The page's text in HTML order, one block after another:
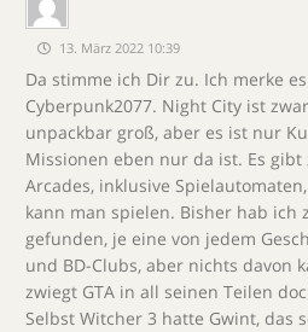
13. März 2022 10:39
Da stimme ich Dir zu. Ich merke
Cyberpunk2077. Night City ist
unpackbar groß, aber es ist nur
Missionen eben nur da ist. Es
Arcades, inklusive
kann man spielen. Bisher hab ich
gefunden, je eine von jedem
und BD-Clubs, aber nichts davon
zwiegt GTA in all seinen Teilen
Selbst Witcher 3 hatte Gwint, das